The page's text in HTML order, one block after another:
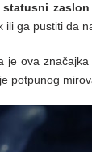
statusni zaslon
ili ga pustiti da
je ova
potpunog